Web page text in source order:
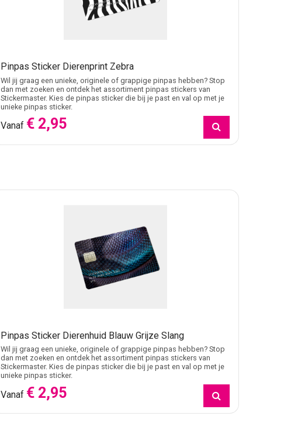
Pinpas Sticker Dierenprint Zebra
Wil jij graag een unieke, originele of grappige pinpas hebben? Stop
dan met zoeken en ontdek het assortiment pinpas stickers van
Stickermaster. Kies de pinpas sticker die bij je past en val op met je
unieke pinpas sticker.
Vanaf € 2,95
Pinpas Sticker Dierenhuid Blauw Grijze Slang
Wil jij graag een unieke, originele of grappige pinpas hebben? Stop
dan met zoeken en ontdek het assortiment pinpas stickers van
Stickermaster. Kies de pinpas sticker die bij je past en val op met je
unieke pinpas sticker.
Vanaf € 2,95